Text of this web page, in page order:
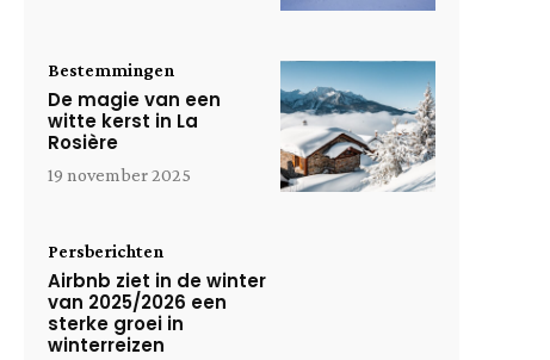
Bestemmingen
De magie van een
witte kerst in La
Rosière
19 november 2025
Persberichten
Airbnb ziet in de winter
van 2025/2026 een
sterke groei in
winterreizen